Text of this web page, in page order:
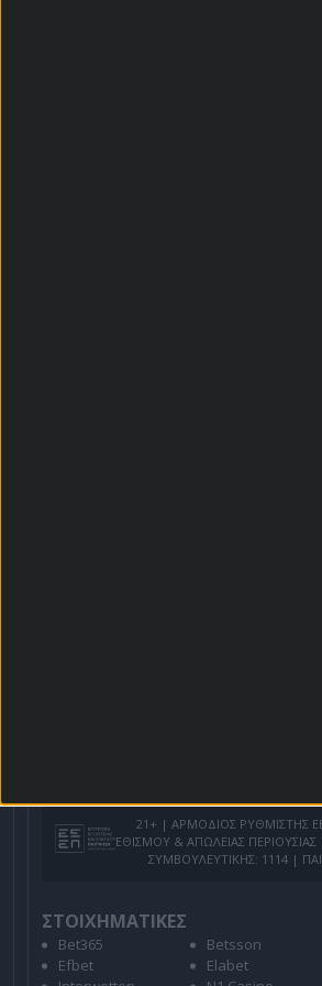
21+ | ΑΡΜΟΔΙΟΣ ΡΥΘΜΙΣΤΗΣ
ΕΘΙΣΜΟΥ & ΑΠΩΛΕΙΑΣ
ΣΥΜΒΟΥΛΕΥΤΙΚΗΣ: 1114 |
ΣΤΟΙΧΗΜΑΤΙΚΕΣ
Bet365 Betsson
Efbet
Elabet